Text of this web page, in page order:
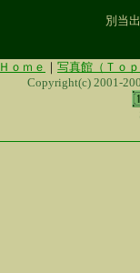
別当
Ｈｏｍｅ ｜ 写真館（Ｔｏ
Copyright(c) 2001-